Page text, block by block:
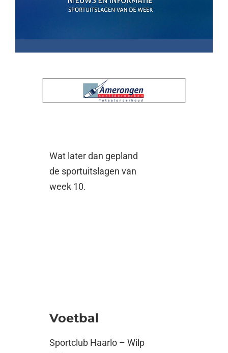
Wat later dan gepland
de sportuitslagen van
week 10.
Voetbal
Sportclub Haarlo – Wilp